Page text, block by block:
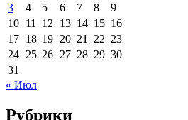
3
4 5 6 7 8
9
10 11 12 13 14 15 16
17 18 19 20 21 22 23
24 25 26 27 28 29 30
31
« Июл
Рубрики